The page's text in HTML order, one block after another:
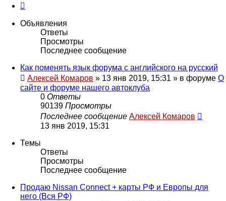
Объявления
Ответы
Просмотры
Последнее сообщение
Как поменять язык форума с английского на русский
Алексей Комаров » 13 янв 2019, 15:31 » в форуме О
сайте и форуме нашего автоклуба
0 Ответы
90139 Просмотры
Последнее сообщение Алексей Комаров
13 янв 2019, 15:31
Темы
Ответы
Просмотры
Последнее сообщение
Продаю Nissan Connect + карты РФ и Европы для
него (Вся РФ)